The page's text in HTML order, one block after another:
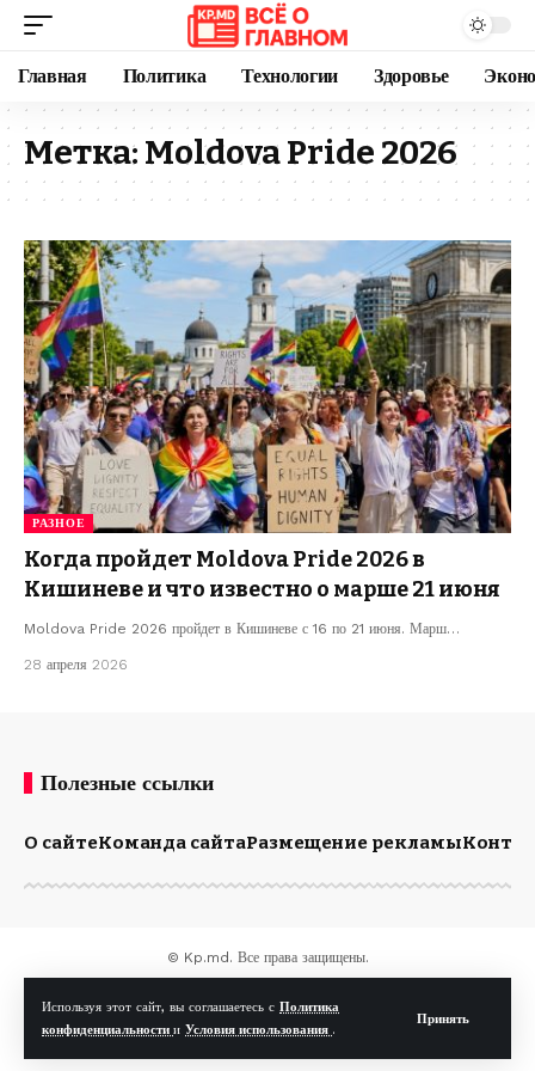
Используя этот сайт, вы соглашаетесь с Политика
конфиденциальности и Условия использования .
Принять
Главная Политика Технологии Здоровье
Метка: Moldova Pride 2026
РАЗНОЕ
Когда пройдет Moldova Pride 2026 в
Кишиневе и что известно о марше 21 июня
Moldova Pride 2026 пройдет в Кишиневе с 16 по 21 июня. Марш…
28 апреля 2026
Полезные ссылки
О сайтеКоманда сайтаРазмещение рекламы
© Kp.md. Все права защищены.